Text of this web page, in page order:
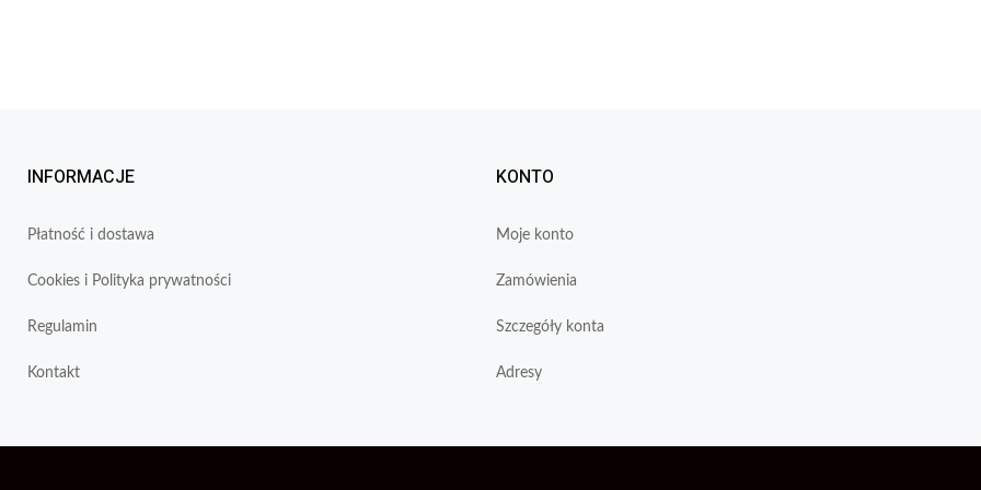
INFORMACJE
Płatność i dostawa
Cookies i Polityka prywatności
Regulamin
Kontakt
KONTO
Moje konto
Zamówienia
Szczegóły konta
Adresy